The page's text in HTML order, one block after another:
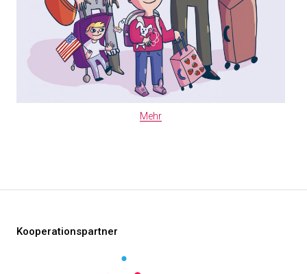
Mehr
Kooperationspartner